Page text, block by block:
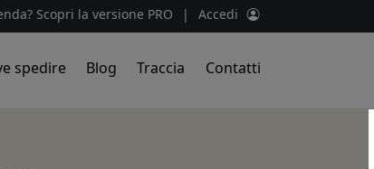
Scopri la versione PRO | Accedi
spedire Blog Traccia Contatti